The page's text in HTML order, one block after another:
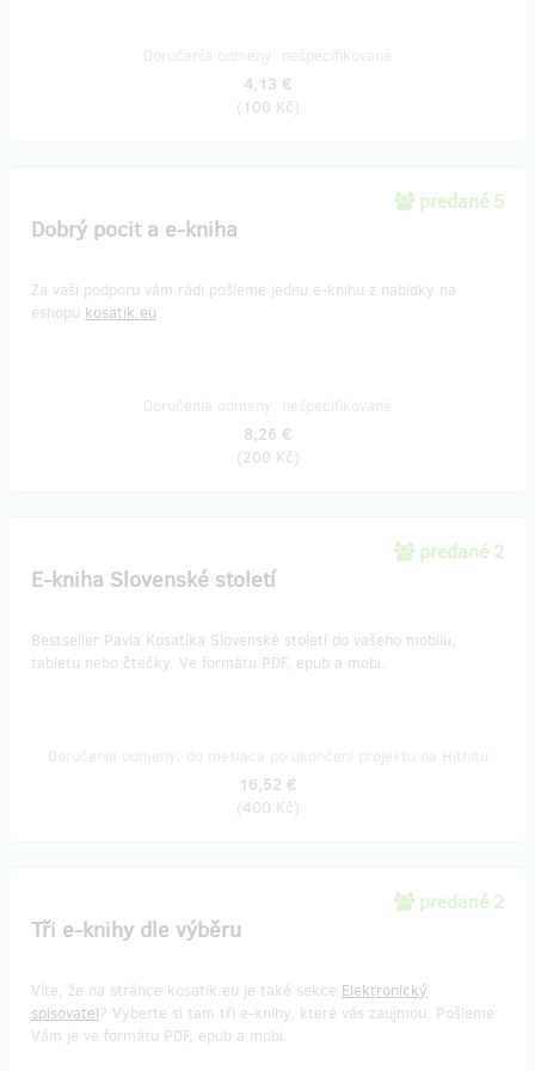
4,13 €
(100 Kč)
predané 5
Dobrý pocit a e-kniha
Za vaši podporu vám rádi pošleme jednu e-knihu z nabídky na
eshopu kosatik.eu.
8,26 €
(200 Kč)
predané 2
E-kniha Slovenské století
Bestseller Pavla Kosatíka Slovenské století do vašeho mobilu,
tabletu nebo čtečky. Ve formátu PDF, epub a mobi.
16,52 €
(400 Kč)
predané 2
Tři e-knihy dle výběru
Víte, že na stránce kosatik.eu je také sekce Elektronický
spisovatel? Vyberte si tam tři e-knihy, které vás zaujmou. Pošleme
Vám je ve formátu PDF, epub a mobi.